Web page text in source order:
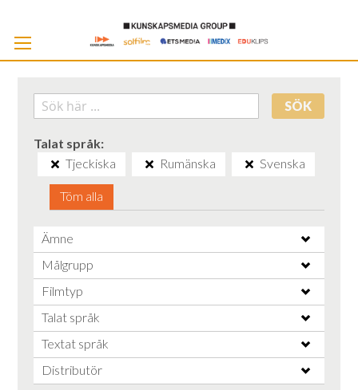
SÖK
Talat språk
Tjeckiska
Rumänska Svenska
Töm alla
Ämne
Målgrupp
Filmtyp
Talat språk
Textat språk
Distributör